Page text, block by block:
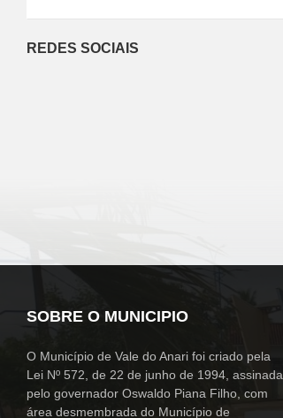
REDES SOCIAIS
SOBRE O MUNICIPIO
O Município de Vale do Anari foi criado pela
Lei Nº 572, de 22 de junho de 1994, assinada
pelo governador Oswaldo Piana Filho, com
área desmembrada do Município de